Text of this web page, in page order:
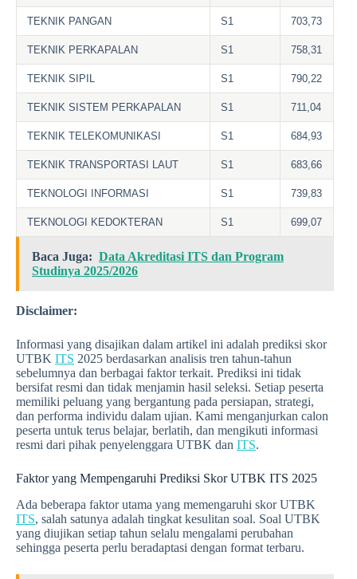
TEKNIK PANGAN S1 703,73
TEKNIK PERKAPALAN S1 758,31
TEKNIK SIPIL S1 790,22
TEKNIK SISTEM PERKAPALAN S1 711,04
TEKNIK TELEKOMUNIKASI S1 684,93
TEKNIK TRANSPORTASI LAUT S1 683,66
TEKNOLOGI INFORMASI S1 739,83
TEKNOLOGI KEDOKTERAN S1 699,07
Baca Juga: Data Akreditasi ITS dan Program
Studinya 2025/2026
Disclaimer:
Informasi yang disajikan dalam artikel ini adalah prediksi skor
UTBK ITS 2025 berdasarkan analisis tren tahun-tahun
sebelumnya dan berbagai faktor terkait. Prediksi ini tidak
bersifat resmi dan tidak menjamin hasil seleksi. Setiap peserta
memiliki peluang yang bergantung pada persiapan, strategi,
dan performa individu dalam ujian. Kami menganjurkan calon
peserta untuk terus belajar, berlatih, dan mengikuti informasi
resmi dari pihak penyelenggara UTBK dan ITS.
Faktor yang Mempengaruhi Prediksi Skor UTBK ITS 2025
Ada beberapa faktor utama yang memengaruhi skor UTBK
ITS, salah satunya adalah tingkat kesulitan soal. Soal UTBK
yang diujikan setiap tahun selalu mengalami perubahan
sehingga peserta perlu beradaptasi dengan format terbaru.